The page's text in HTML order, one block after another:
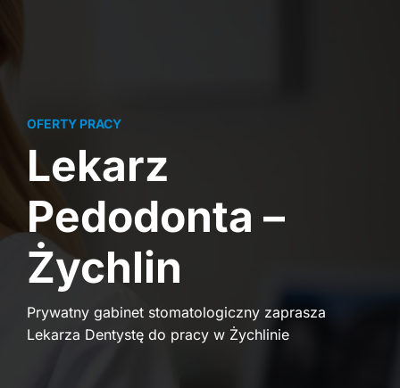
OFERTY PRACY
Lekarz
Pedodonta –
Żychlin
Prywatny gabinet stomatologiczny zaprasza
Lekarza Dentystę do pracy w Żychlinie